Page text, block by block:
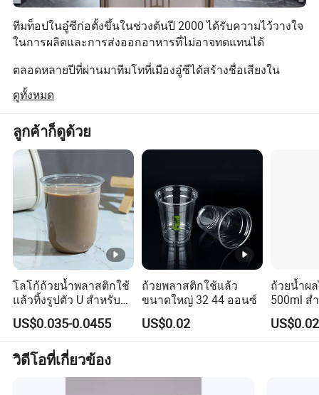
ปิดแก้วช็อตพลาสติก
ข้อดีของภาชนะพลาสติกแบบใช้แล้วทิ้ง :
ภาชนะสำหรับรับประทานอาหารพลาสติกตลอดเวลาพร้อม
ด้วยภาชนะที่สามารถเคลื่อนย้ายได้สวยงามและแตกหักได้
ยาก
ข้อได้เปรียบเช่นได้รับความรัก จากครอบครัวมากมาย
เมื่อเปรียบเทียบกับโถเซรามิคโถพลาสติกมีน้ำหนักเบากว่า
บันทึกและใช้งานได้ง่ายขึ้นไม่ต้องกังวลว่าเด็กจะเกิดความ
เสียหาย
ทีมท็อปในอู๋ซีก่อตั้งขึ้นในช่วงต้นปี 2000 ได้รับความไว้วางใจ
ในการผลิตและการส่งออกอาหารที่ไม่อาจทดแทนได้
ตลอดหลายปีที่ผ่านมาทีมโทที่เมืองอู๋ซีได้สร้างชื่อเสียงใน
อุตสาหกรรมและเป็นผู้ร่วมค้ากับลูกค้าในต่างประเทศซึ่งทำ
หน้าที่เป็นผู้นำเข้าผู้จัดจำหน่ายผู้ค้าส่งร้านค้าปลีกร้านค้าใน
กลุ่มบุคคล ร้านอาหารโรงแรมฯลฯ
ทุกสิ่งที่ลูกค้าของเราใส่ใจในเรื่องสำคัญนั่นคือเหตุผลที่ลูกค้า
ของเรายังคงอยู่กับเราด้วยคำสั่งซื้อซ้ำๆและพัฒนาผลิตภัณฑ์
ใหม่กับเราอย่างต่อเนื่อง
ไม่เพียงแต่เราจะขายบริการอาหารที่มีปัญหาแต่เรายังนำ
เสนอโซลูชันให้กับลูกค้าของเราด้วย เรามุ่งมั่นที่จะตอบสนอง
ความต้องการของลูกค้า
เพื่อตอบสนองแนวโน้มของอุตสาหกรรมและลดปริมาณการ
ปล่อยก๊าซคาร์บอนเราได้เปิดตัวชุดบรรจุภัณฑ์และภาชนะบน
โต๊ะอาหารที่เป็นมิตรกับสิ่งแวดล้อมเพื่อรักษาโลกของเราภาย
ใต้การตั้งค่าโลโก้ใหม่
ผลิตภัณฑ์ที่ได้รับการรับรอง BPI ของเราผลิตจากเยื่ออ้อย
PLA ซึ่งย่อยสลายได้ทางชีวภาพและก่อให้เกิดความไม่
ปลอดภัยต่อสิ่งแวดล้อมของเรา 100%
ดูทั้งหมด
ลูกค้าก็ดูด้วย
โลโก้ถ้วยน้ำพลาสติกใช้
แล้วทิ้งรูปตัว U สำหรับ
เบียร์และเครื่องดื่มเย็น
US$0.035-0.0455
ถ้วยพลาสติกใช้แล้ว
ขนาดใหญ่ 32 44 ออนซ์
US$0.02
ถ้วยน้ำผ
500ml ส
มิลค์เชค
วิดีโอที่เกี่ยวข้อง